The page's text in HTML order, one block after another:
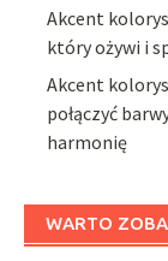
Akcent
który ożywi i
Akcent
połączyć
harmonię
WARTO